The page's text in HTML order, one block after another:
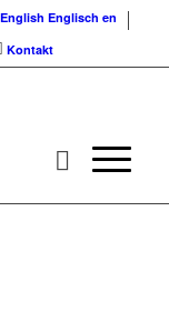
English Englisch en
Kontakt